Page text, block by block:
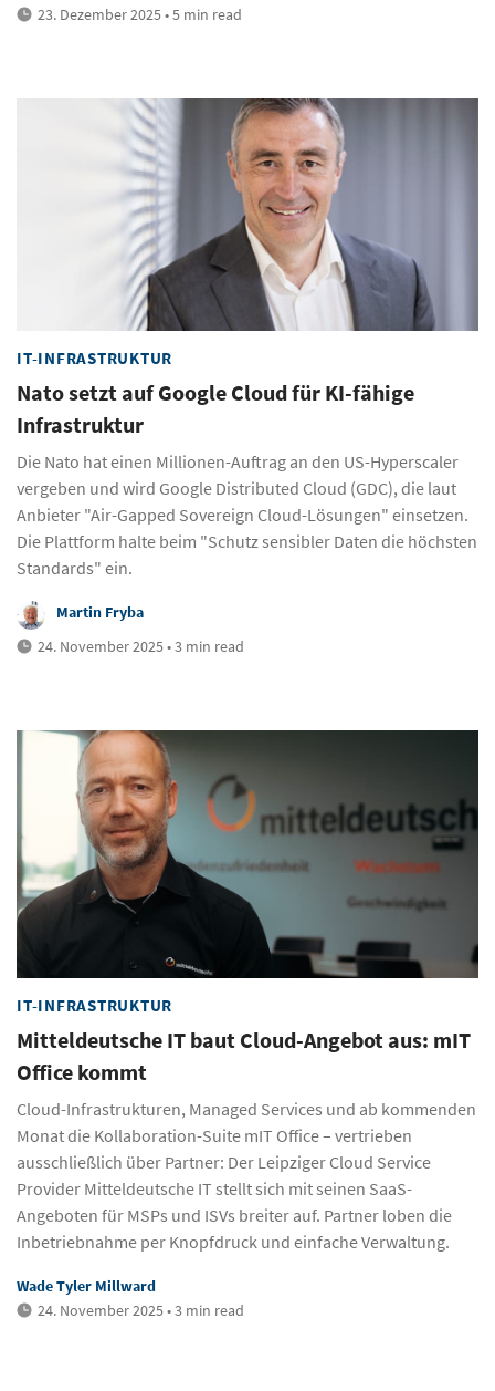
23. Dezember 2025 • 5 min read
IT-INFRASTRUKTUR
Nato setzt auf Google Cloud für KI-fähige
Infrastruktur
Die Nato hat einen Millionen-Auftrag an den US-Hyperscaler
vergeben und wird Google Distributed Cloud (GDC), die laut
Anbieter "Air-Gapped Sovereign Cloud-Lösungen" einsetzen.
Die Plattform halte beim "Schutz sensibler Daten die höchsten
Standards" ein.
Martin Fryba
24. November 2025 • 3 min read
IT-INFRASTRUKTUR
Mitteldeutsche IT baut Cloud-Angebot aus: mIT
Office kommt
Cloud-Infrastrukturen, Managed Services und ab kommenden
Monat die Kollaboration-Suite mIT Office – vertrieben
ausschließlich über Partner: Der Leipziger Cloud Service
Provider Mitteldeutsche IT stellt sich mit seinen SaaS-
Angeboten für MSPs und ISVs breiter auf. Partner loben die
Inbetriebnahme per Knopfdruck und einfache Verwaltung.
Wade Tyler Millward
24. November 2025 • 3 min read